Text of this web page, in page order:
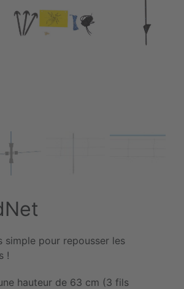
simple pour repousser les
!
hauteur de 63 cm (3 fils